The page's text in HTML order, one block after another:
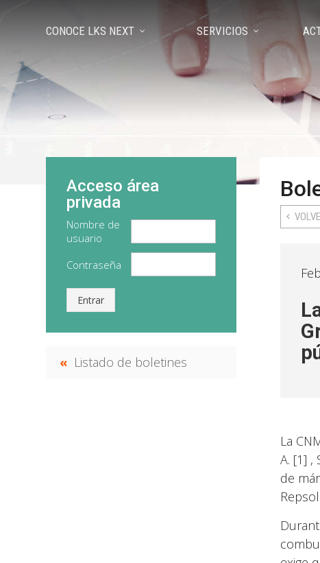
CONOCE LKS NEXT SERVICIOS
La
A. [1] ,
de
Acceso área
privada
Nombre de
usuario
Contraseña
Entrar
Listado de boletines